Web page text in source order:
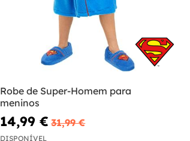
Robe de Super-Homem para
meninos
14,99 € 31,99 €
DISPONÍVEL